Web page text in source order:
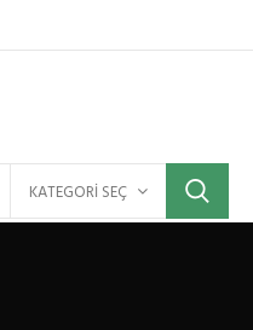
KATEGORI SEÇ